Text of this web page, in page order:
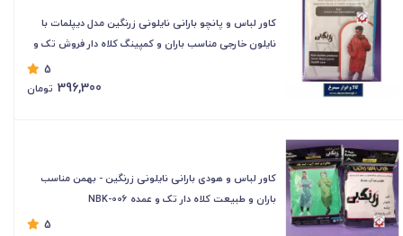
کاور لباس و پانچو بارانی نایلونی زرنگین مدل دیپلمات با
نایلون خارجی مناسب باران و کمپینگ کلاه دار فروش تک و
5
396,300 تومان
کاور لباس و هودی بارانی نایلونی زرنگین - بهمن مناسب
باران و طبیعت کلاه دار تک و عمده NBK-006
5